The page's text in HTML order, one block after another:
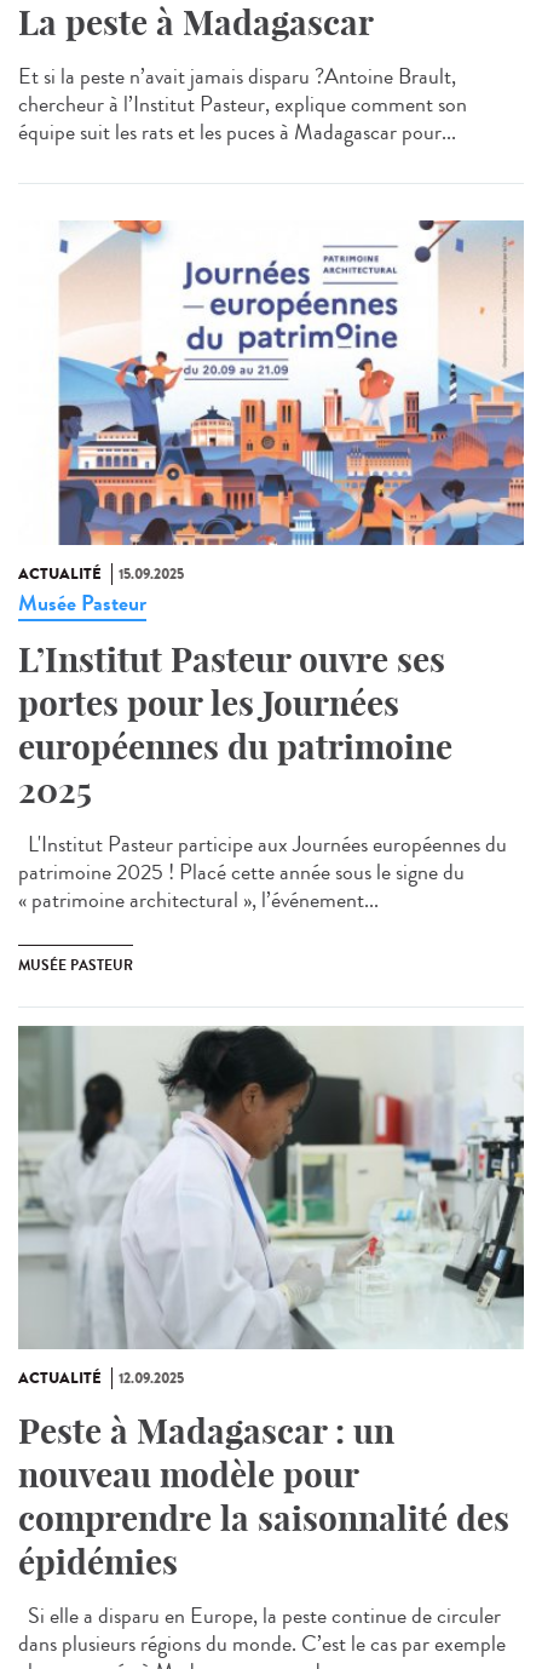
La peste à Madagascar
Et si la peste n’avait jamais disparu ?Antoine Brault,
chercheur à l’Institut Pasteur, explique comment son
équipe suit les rats et les puces à Madagascar pour...
ACTUALITÉ 15.09.2025
Musée Pasteur
L’Institut Pasteur ouvre ses
portes pour les Journées
européennes du patrimoine
2025
L'Institut Pasteur participe aux Journées européennes du
patrimoine 2025 ! Placé cette année sous le signe du
« patrimoine architectural », l’événement...
MUSÉE PASTEUR
ACTUALITÉ 12.09.2025
Peste à Madagascar : un
nouveau modèle pour
comprendre la saisonnalité des
épidémies
Si elle a disparu en Europe, la peste continue de circuler
dans plusieurs régions du monde. C’est le cas par exemple